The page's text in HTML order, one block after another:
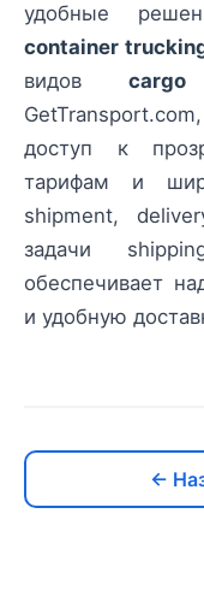
удобные
container
видов cargo
доступ к
тарифам и
shipment,
задачи
обеспечивает
и удобную
←